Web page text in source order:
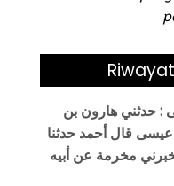
: حدثني هارون بن
عيسى قال أحمد حدثنا
مخرمة عن أبيه